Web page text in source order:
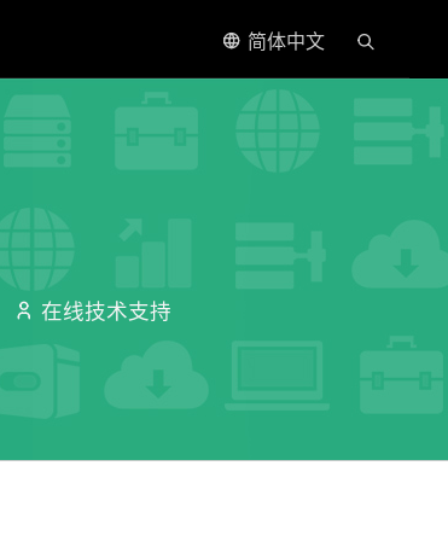
简体中文
在线技术支持